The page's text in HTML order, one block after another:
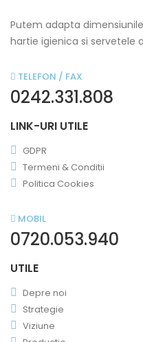
Putem adapta
hartie igienica si servetele
TELEFON / FAX
0242.331.808
LINK-URI UTILE
GDPR
Termeni & Conditii
Politica Cookies
MOBIL
0720.053.940
UTILE
Depre noi
Strategie
Viziune